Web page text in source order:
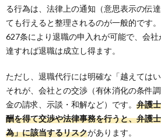
る行為は、法律上の通知（意思表示の伝
ても行えると整理されるのが一般的です
627条により退職の申入れが可能で、会
達すれば退職は成立し得ます。
ただし、退職代行には明確な「越えては
それが、会社との交渉（有休消化の条件
金の請求、示談・和解など）です。 弁護
酬を得て交渉や法律事務を行うと、弁護
為」に該当するリスクがあります。